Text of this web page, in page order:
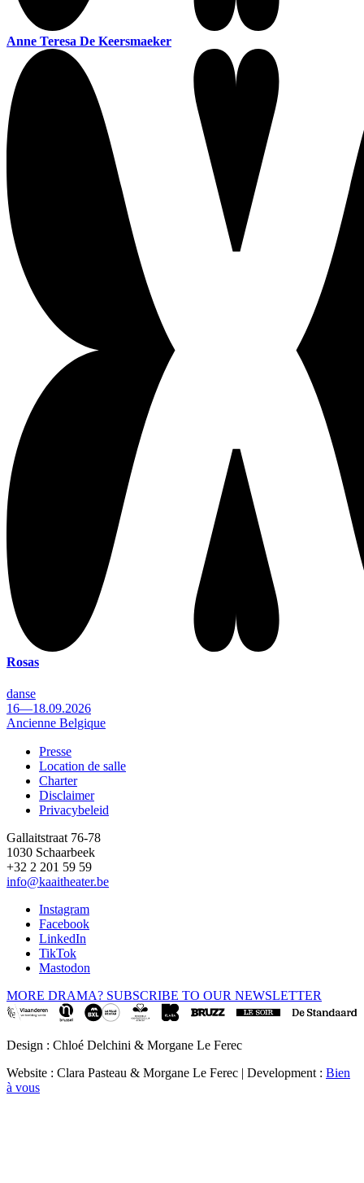
Anne Teresa De Keersmaeker
Rosas
danse
16—18.09.2026
Ancienne Belgique
Footer
Presse
Location de salle
Charter
Disclaimer
Privacybeleid
Gallaitstraat 76-78
1030 Schaarbeek
+32 2 201 59 59
info@kaaitheater.be
Instagram
Facebook
LinkedIn
TikTok
Mastodon
MORE DRAMA? SUBSCRIBE TO OUR NEWSLETTER
Design : Chloé Delchini & Morgane Le Ferec
Website : Clara Pasteau & Morgane Le Ferec | Development : Bien
à vous